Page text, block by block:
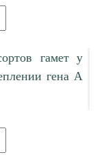
гамет у
гена А